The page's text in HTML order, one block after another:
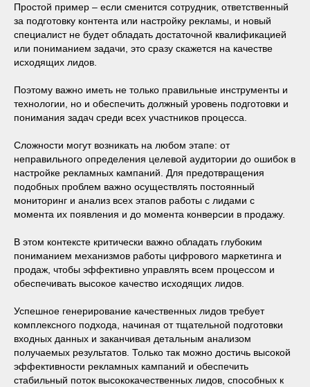
Простой пример ‒ если сменится сотрудник, ответственный
за подготовку контента или настройку рекламы, и новый
специалист не будет обладать достаточной квалификацией
или пониманием задачи, это сразу скажется на качестве
исходящих лидов.
Поэтому важно иметь не только правильные инструменты и
технологии, но и обеспечить должный уровень подготовки и
понимания задач среди всех участников процесса.
Сложности могут возникать на любом этапе: от
неправильного определения целевой аудитории до ошибок в
настройке рекламных кампаний. Для предотвращения
подобных проблем важно осуществлять постоянный
мониторинг и анализ всех этапов работы с лидами с
момента их появления и до момента конверсии в продажу.
В этом контексте критически важно обладать глубоким
пониманием механизмов работы цифрового маркетинга и
продаж, чтобы эффективно управлять всем процессом и
обеспечивать высокое качество исходящих лидов.
Успешное генерирование качественных лидов требует
комплексного подхода, начиная от тщательной подготовки
входных данных и заканчивая детальным анализом
получаемых результатов. Только так можно достичь высокой
эффективности рекламных кампаний и обеспечить
стабильный поток высококачественных лидов, способных к